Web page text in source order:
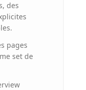
des
pages
set de